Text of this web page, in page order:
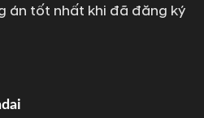
án tốt nhất khi đã đăng ký